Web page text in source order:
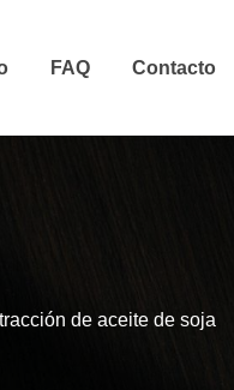
FAQ Contacto
de aceite de soja